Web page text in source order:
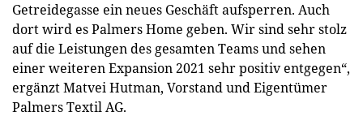
Getreidegasse ein neues Geschäft aufsperren. Auch
dort wird es Palmers Home geben. Wir sind sehr stolz
auf die Leistungen des gesamten Teams und sehen
einer weiteren Expansion 2021 sehr positiv entgegen“,
ergänzt Matvei Hutman, Vorstand und Eigentümer
Palmers Textil AG.